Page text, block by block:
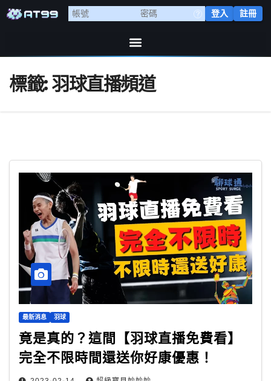
登入 註冊
標籤:羽球直播頻道
最新消息 羽球
竟是真的？這間【羽球直播免費看】
完全不限時間還送你好康優惠！